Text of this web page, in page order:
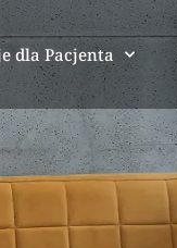
dla Pacjenta